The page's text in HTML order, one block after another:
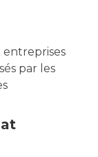
par les